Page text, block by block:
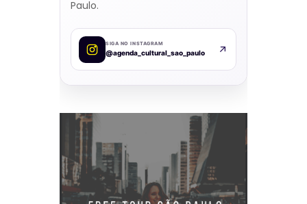
Paulo.
SIGA NO INSTAGRAM
@agenda_cultural_sao_paulo